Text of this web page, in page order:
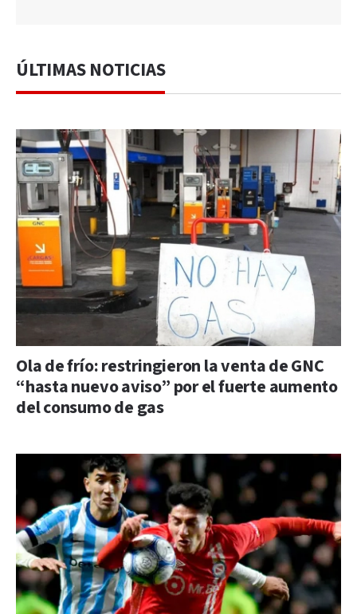
ÚLTIMAS NOTICIAS
Ola de frío: restringieron la venta de GNC
“hasta nuevo aviso” por el fuerte aumento
del consumo de gas